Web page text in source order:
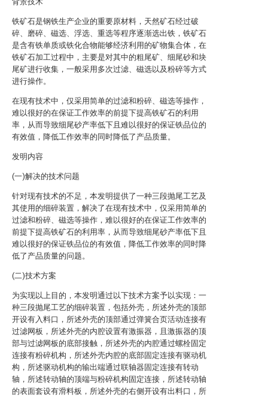
铁矿石是钢铁生产企业的重要原材料，天然矿石经过破
碎、磨碎、磁选、浮选、重选等程序逐渐选出铁，铁矿石
是含有铁单质或铁化合物能够经济利用的矿物集合体，在
铁矿石加工过程中，主要是对其中的粗尾矿、细尾砂和块
尾矿进行收集，一般采用多次过滤、磁选以及粉碎等方式
进行操作。
在现有技术中，仅采用简单的过滤和粉碎、磁选等操作，
难以很好的在保证工作效率的前提下提高铁矿石的利用
率，从而导致细尾砂产率低下且难以很好的保证铁品位的
有效值，降低工作效率的同时降低了产品质量。
发明内容
(一)解决的技术问题
针对现有技术的不足，本发明提供了一种三段抛尾工艺及
其使用的细碎装置，解决了在现有技术中，仅采用简单的
过滤和粉碎、磁选等操作，难以很好的在保证工作效率的
前提下提高铁矿石的利用率，从而导致细尾砂产率低下且
难以很好的保证铁品位的有效值，降低工作效率的同时降
低了产品质量的问题。
(二)技术方案
为实现以上目的，本发明通过以下技术方案予以实现：一
种三段抛尾工艺的细碎装置，包括外壳，所述外壳的顶部
开设有入料口，所述外壳的顶部通过弹簧合页活动连接有
过滤网板，所述外壳的内腔设置有激振器，且激振器的顶
部与过滤网板的底部接触，所述外壳的内腔通过螺栓固定
连接有粉碎机构，所述外壳内腔的底部固定连接有驱动机
构，所述驱动机构的输出端通过联轴器固定连接有转动
轴，所述转动轴的顶端与粉碎机构固定连接，所述转动轴
的表面套设有滑料板，所述外壳的右侧开设有出料口，所